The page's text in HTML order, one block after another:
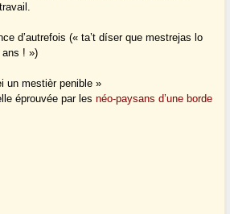
d’autrefois (« ta’t díser que mestrejas lo
ans ! »)
un mestièr penible »
éprouvée par lesnéo-paysans d’une borde